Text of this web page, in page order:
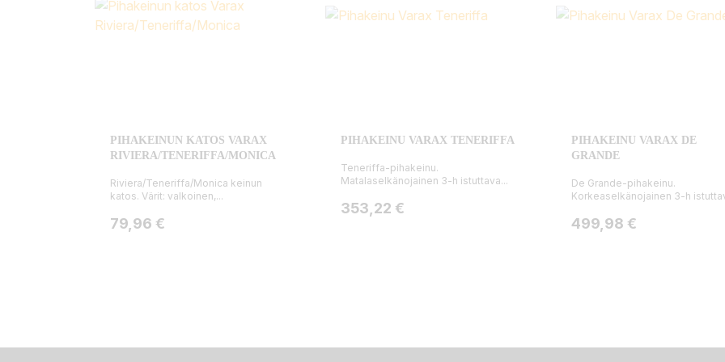
PIHAKEINUN KATOS VARAX
RIVIERA/TENERIFFA/MONICA
Riviera/Teneriffa/Monica keinun
katos. Värit: valkoinen,...
Hinta
79,96 €
PIHAKEINU VARAX TENERIFFA
Teneriffa-pihakeinu.
Matalaselkänojainen 3-h istuttava...
Hinta
353,22 €
PIHAKEINU VARAX DE
GRANDE
De Grande-pihakeinu.
Korkeaselkänojainen 3-h
Hinta
499,98 €